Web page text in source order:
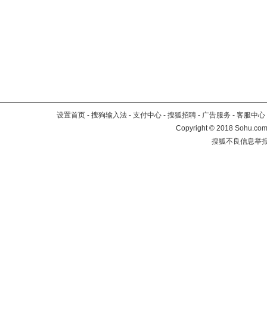
设置首页 - 搜狗输入法 - 支付中心 - 搜狐招聘 - 广告服务 - 客服中心
Copyright©2018
搜狐不良信息举